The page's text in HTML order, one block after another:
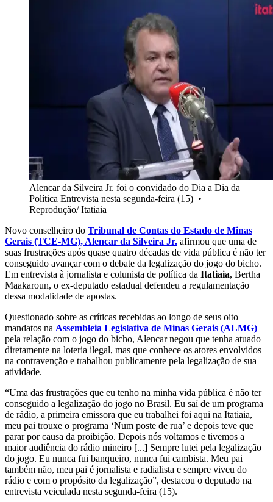
Alencar da Silveira Jr. foi o convidado do Dia a Dia da
Política Entrevista nesta segunda-feira (15) •
Reprodução/ Itatiaia
Novo conselheiro do Tribunal de Contas do Estado de Minas
Gerais (TCE-MG), Alencar da Silveira Jr. afirmou que uma de
suas frustrações após quase quatro décadas de vida pública é não ter
conseguido avançar com o debate da legalização do jogo do bicho.
Em entrevista à jornalista e colunista de política da Itatiaia, Bertha
Maakaroun, o ex-deputado estadual defendeu a regulamentação
dessa modalidade de apostas.
Questionado sobre as críticas recebidas ao longo de seus oito
mandatos na Assembleia Legislativa de Minas Gerais (ALMG)
pela relação com o jogo do bicho, Alencar negou que tenha atuado
diretamente na loteria ilegal, mas que conhece os atores envolvidos
na contravenção e trabalhou publicamente pela legalização de sua
atividade.
“Uma das frustrações que eu tenho na minha vida pública é não ter
conseguido a legalização do jogo no Brasil. Eu saí de um programa
de rádio, a primeira emissora que eu trabalhei foi aqui na Itatiaia,
meu pai trouxe o programa ‘Num poste de rua’ e depois teve que
parar por causa da proibição. Depois nós voltamos e tivemos a
maior audiência do rádio mineiro [...] Sempre lutei pela legalização
do jogo. Eu nunca fui banqueiro, nunca fui cambista. Meu pai
também não, meu pai é jornalista e radialista e sempre viveu do
rádio e com o propósito da legalização”, destacou o deputado na
entrevista veiculada nesta segunda-feira (15).